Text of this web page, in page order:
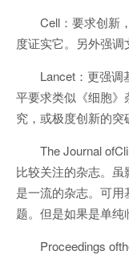
Cell：要求创新
度证实它。另外强调
Lancet：更强调
平要求类似《细胞
究，或极度创新的突
The Journal
比较关注的杂志。
是一流的杂志。可
题。但是如果是单纯
Proceedings